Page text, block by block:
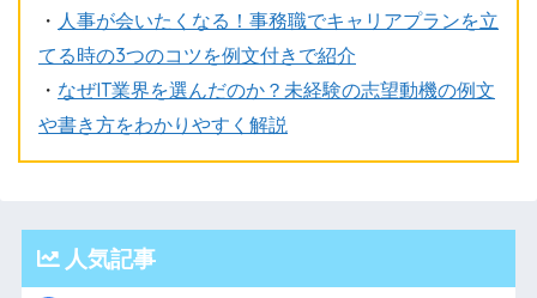
・ 人事が会いたくなる！事務職でキャリアプランを立
てる時の3つのコツを例文付きで紹介
・ なぜIT業界を選んだのか？未経験の志望動機の例文
や書き方をわかりやすく解説
人気記事